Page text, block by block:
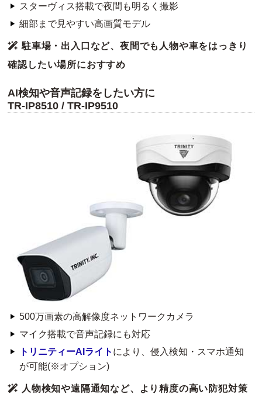
スターヴィス搭載で夜間も明るく撮影
細部まで見やすい高画質モデル
駐車場・出入口など、夜間でも人物や車をはっきり
確認したい場所におすすめ
AI検知や音声記録をしたい方に
TR-IP8510 / TR-IP9510
500万画素の高解像度ネットワークカメラ
マイク搭載で音声記録にも対応
トリニティーAIライト により、侵入検知・スマホ通知
が可能(※オプション)
人物検知や遠隔通知など、より精度の高い防犯対策